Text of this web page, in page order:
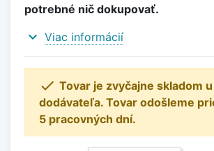
potrebné nič dokupovať.
expand_more Viac informácií
 Tovar je zvyčajne skladom u
dodávateľa. Tovar odošleme
5 pracovných dní.